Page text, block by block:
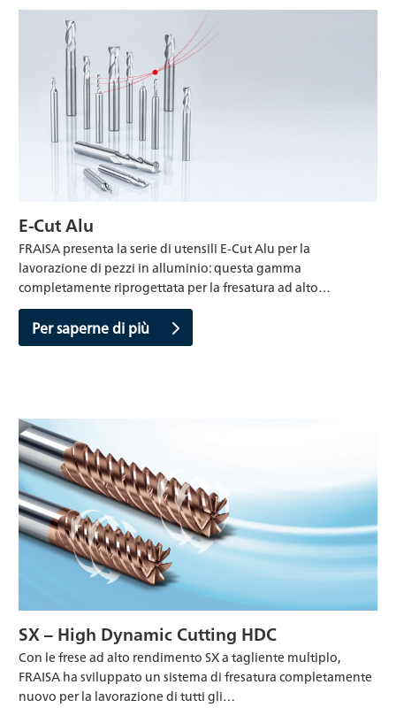
E-Cut Alu
FRAISA presenta la serie di utensili E-Cut Alu per la
lavorazione di pezzi in alluminio: questa gamma
completamente riprogettata per la fresatura ad alto…
Per saperne di più
SX – High Dynamic Cutting HDC
Con le frese ad alto rendimento SX a tagliente multiplo,
FRAISA ha sviluppato un sistema di fresatura completamente
nuovo per la lavorazione di tutti gli…